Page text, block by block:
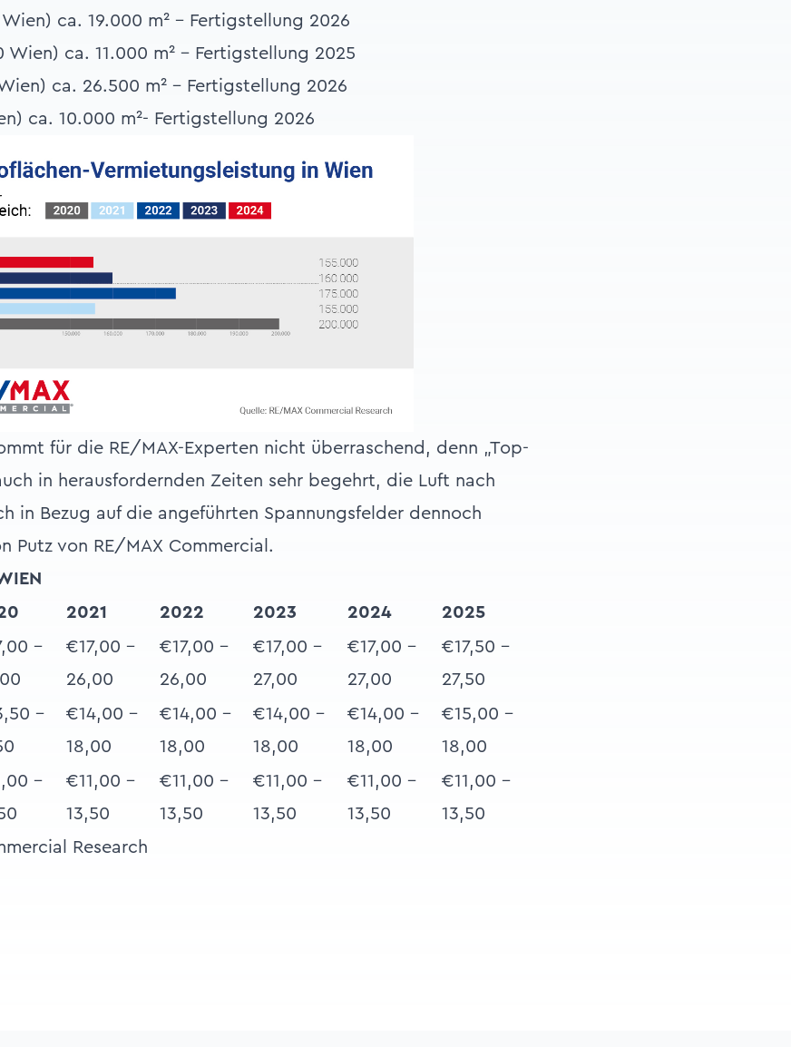
Wien) ca. 19.000 m² - Fertigstellung 2026
Wien) ca. 11.000 m² - Fertigstellung 2025
ca. 26.500 m² - Fertigstellung 2026
ca. 10.000 m²- Fertigstellung 2026
für die RE/MAX-Experten nicht überraschend, denn „Top-
in herausfordernden Zeiten sehr begehrt, die Luft nach
in Bezug auf die angeführten Spannungsfelder dennoch
Putz von RE/MAX Commercial.
2021 2022 2023 2024 2025
–
€17,00 -
26,00
€17,00 -
26,00
€17,00 -
27,00
€17,00 -
27,00
€17,50 -
27,50
-
€14,00 -
18,00
€14,00 -
18,00
€14,00 -
18,00
€14,00 -
18,00
€15,00 -
18,00
-
€11,00 -
13,50
€11,00 -
13,50
€11,00 -
13,50
€11,00 -
13,50
€11,00 -
13,50
Research